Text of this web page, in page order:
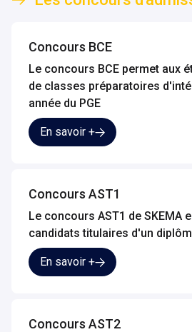
Concours BCE
Le concours BCE permet aux
de classes préparatoires
année du PGE
En savoir +
Concours AST1
Le concours AST1 de SKEMA
candidats titulaires d'un
En savoir +
Concours AST2